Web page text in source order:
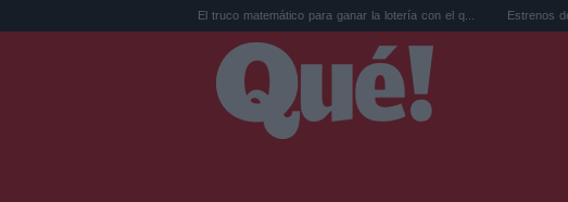
El truco matemático para ganar la lotería con el q... Estrenos de agosto en